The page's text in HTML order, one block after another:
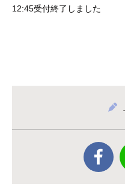
12:45受付終了しました